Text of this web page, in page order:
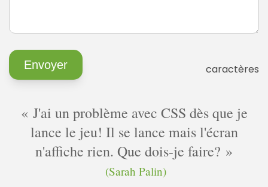
caractères
J'ai un problème avec CSS dès que je
lance le jeu! Il se lance mais l'écran
n'affiche rien. Que dois-je faire?
(Sarah Palin)